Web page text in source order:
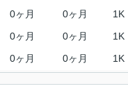
0ヶ月 0ヶ月 1K
0ヶ月 0ヶ月 1K
0ヶ月 0ヶ月 1K